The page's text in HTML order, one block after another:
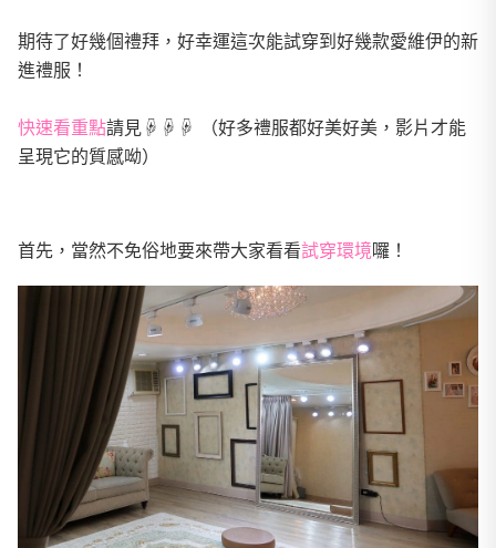
期待了好幾個禮拜，好幸運這次能試穿到好幾款愛維伊的新
進禮服！
快速看重點請見☟☟☟ （好多禮服都好美好美，影片才能
呈現它的質感呦）
首先，當然不免俗地要來帶大家看看試穿環境囉！